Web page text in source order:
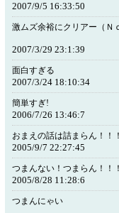
2007/9/5 16:33:50
激ムズ余裕にクリアー（Ｎ
2007/3/29 23:1:39
面白すぎる
2007/3/24 18:10:34
簡単すぎ!
2006/7/26 13:46:7
おまえの話は詰まらん！！
2005/9/7 22:27:45
つまんない！つまらん！！
2005/8/28 11:28:6
つまんにゃい